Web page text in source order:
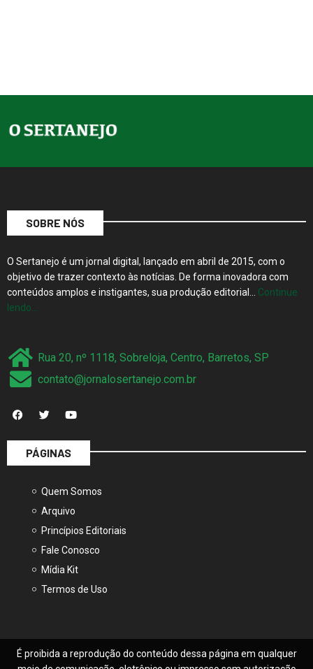
SOBRE NÓS
O Sertanejo é um jornal digital, lançado em abril de 2015, com o
objetivo de trazer contexto às notícias. De forma inovadora com
conteúdos amplos e instigantes, sua produção editorial… Continue
lendo…
Rua 20, nº 1118, Sobreloja, Centro, Barretos, SP
contato@jornalosertanejo.com.br
PÁGINAS
Quem Somos
Arquivo
Princípios Editoriais
Fale Conosco
Mídia Kit
Termos de Uso
É proibida a reprodução do conteúdo dessa página em qualquer